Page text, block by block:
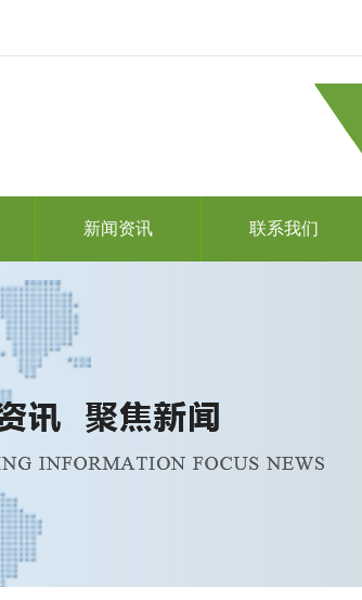
新闻资讯 联系我们